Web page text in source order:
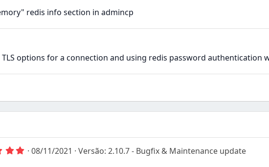
redis info section in admincp
options for a connection and using redis password authentication
5 08/11/2021
Versão: 2.10.7 - Bugfix & Maintenance update